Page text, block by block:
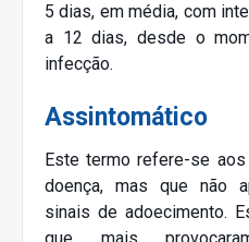
5 dias, em média, com
a 12 dias, desde o
infecção.
Assintomático
Este termo refere-se
doença, mas que não
sinais de adoecimento.